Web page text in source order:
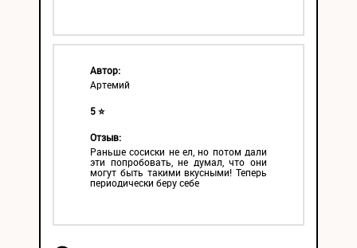
Автор:
Артемий
5 ⭐
Отзыв:
Раньше сосиски не ел, но потом дали
эти попробовать, не думал, что они
могут быть такими вкусными! Теперь
периодически беру себе